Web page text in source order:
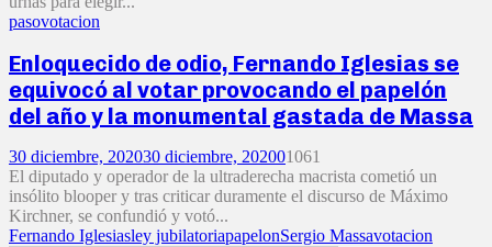
pasovotacion
Enloquecido de odio, Fernando Iglesias se
equivocó al votar provocando el papelón
del año y la monumental gastada de Massa
30 diciembre, 202030 diciembre, 202001061
El diputado y operador de la ultraderecha macrista cometió un
insólito blooper y tras criticar duramente el discurso de Máximo
Kirchner, se confundió y votó...
Fernando Iglesiasley jubilatoriapapelonSergio Massavotacion